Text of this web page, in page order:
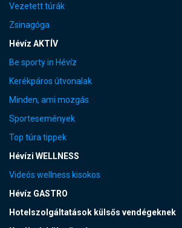
Vezetett túrák
Zsinagóga
Hévíz AKTÍV
Be sporty in Hévíz
Kerékpáros útvonalak
Minden, ami mozgás
Sportesemények
Top túra tippek
Hévízi WELLNESS
Videós wellness kisokos
Hévíz GASTRO
Hotelszolgáltatások külsős vendégeknek